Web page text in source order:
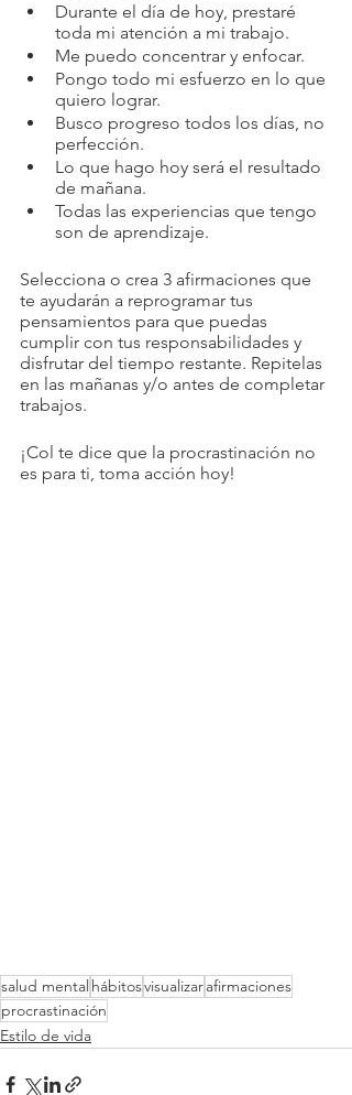
Durante el día de hoy, prestaré
toda mi atención a mi trabajo.
Me puedo concentrar y enfocar.
Pongo todo mi esfuerzo en lo que
quiero lograr.
Busco progreso todos los días, no
perfección.
Lo que hago hoy será el resultado
de mañana.
Todas las experiencias que tengo
son de aprendizaje.
Selecciona o crea 3 afirmaciones que
te ayudarán a reprogramar tus
pensamientos para que puedas
cumplir con tus responsabilidades y
disfrutar del tiempo restante. Repitelas
en las mañanas y/o antes de completar
trabajos.
¡Col te dice que la procrastinación no
es para ti, toma acción hoy!
salud mental hábitosvisualizarafirmaciones
procrastinación
Estilo de vida